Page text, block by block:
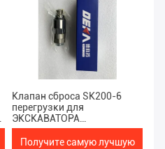
Клапан сброса SK200-6
перегрузки для
ЭКСКАВАТОРА
оборудования частей силы
части насоса поршеня
Получите самую лучшую